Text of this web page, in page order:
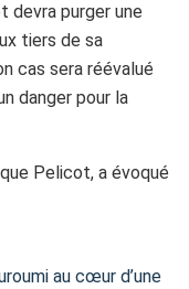
devra purger une
tiers de sa
cas sera réévalué
danger pour la
Pelicot, a évoqué
au cœur d’une